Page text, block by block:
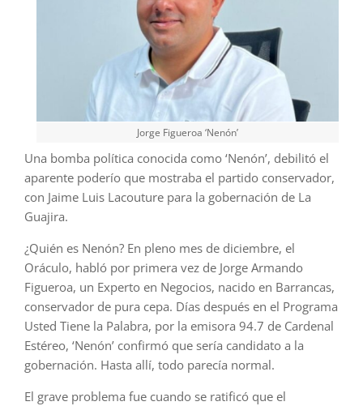
Jorge Figueroa ‘Nenón’
Una bomba política conocida como ‘Nenón’, debilitó el
aparente poderío que mostraba el partido conservador,
con Jaime Luis Lacouture para la gobernación de La
Guajira.
¿Quién es Nenón? En pleno mes de diciembre, el
Oráculo, habló por primera vez de Jorge Armando
Figueroa, un Experto en Negocios, nacido en Barrancas,
conservador de pura cepa. Días después en el Programa
Usted Tiene la Palabra, por la emisora 94.7 de Cardenal
Estéreo, ‘Nenón’ confirmó que sería candidato a la
gobernación. Hasta allí, todo parecía normal.
El grave problema fue cuando se ratificó que el